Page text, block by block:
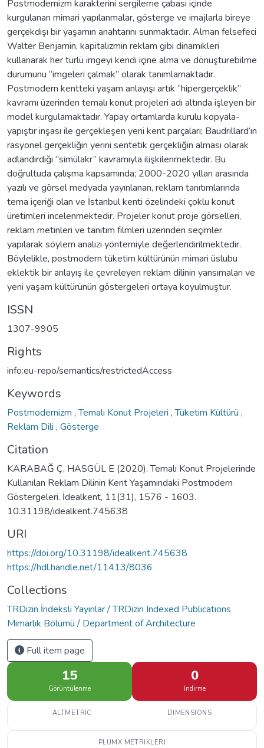
Postmodernizm karakterini sergileme çabası içinde
kurgulanan mimari yapılanmalar, gösterge ve imajlarla bireye
gerçekdışı bir yaşamın anahtarını sunmaktadır. Alman felsefeci
Walter Benjamin, kapitalizmin reklam gibi dinamikleri
kullanarak her türlü imgeyi kendi içine alma ve dönüştürebilme
durumunu “imgeleri çalmak” olarak tanımlamaktadır.
Postmodern kentteki yaşam anlayışı artık “hipergerçeklik”
kavramı üzerinden temalı konut projeleri adı altında işleyen bir
model kurgulamaktadır. Yapay ortamlarda kurulu kopyala-
yapıştır inşası ile gerçekleşen yeni kent parçaları; Baudrillard’ın
rasyonel gerçekliğin yerini sentetik gerçekliğin alması olarak
adlandırdığı ”simülakr” kavramıyla ilişkilenmektedir. Bu
doğrultuda çalışma kapsamında; 2000-2020 yılları arasında
yazılı ve görsel medyada yayınlanan, reklam tanıtımlarında
tema içeriği olan ve İstanbul kenti özelindeki çoklu konut
üretimleri incelenmektedir. Projeler konut proje görselleri,
reklam metinleri ve tanıtım filmleri üzerinden seçimler
yapılarak söylem analizi yöntemiyle değerlendirilmektedir.
Böylelikle, postmodern tüketim kültürünün mimari üslubu
eklektik bir anlayış ile çevreleyen reklam dilinin yansımaları ve
yeni yaşam kültürünün göstergeleri ortaya koyulmuştur.
ISSN
1307-9905
Rights
info:eu-repo/semantics/restrictedAccess
Keywords
Postmodernizm ,Temalı Konut Projeleri ,Tüketim Kültürü ,
Reklam Dili , Gösterge
Citation
KARABAĞ Ç, HASGÜL E (2020). Temalı Konut Projelerinde
Kullanılan Reklam Dilinin Kent Yaşamındaki Postmodern
Göstergeleri. İdealkent, 11(31), 1576 - 1603.
10.31198/idealkent.745638
URI
https://doi.org/10.31198/idealkent.745638
https://hdl.handle.net/11413/8036
Collections
TRDizin İndeksli Yayınlar / TRDizin Indexed Publications
Mimarlık Bölümü / Department of Architecture
Full item page
15
Görüntülenme
0
İndirme
ALTMETRIC DIMENSIONS
PLUMX METRIKLERI